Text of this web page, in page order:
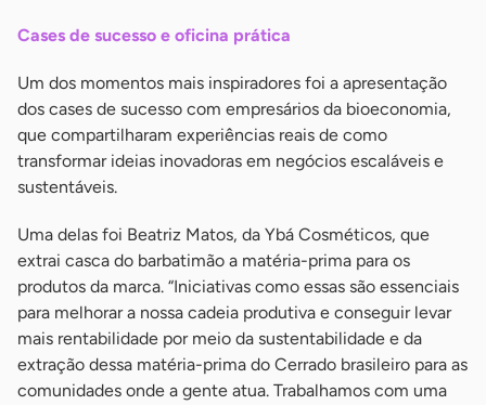
Cases de sucesso e oficina prática
Um dos momentos mais inspiradores foi a apresentação
dos cases de sucesso com empresários da bioeconomia,
que compartilharam experiências reais de como
transformar ideias inovadoras em negócios escaláveis e
sustentáveis.
Uma delas foi Beatriz Matos, da Ybá Cosméticos, que
extrai casca do barbatimão a matéria-prima para os
produtos da marca. “Iniciativas como essas são essenciais
para melhorar a nossa cadeia produtiva e conseguir levar
mais rentabilidade por meio da sustentabilidade e da
extração dessa matéria-prima do Cerrado brasileiro para as
comunidades onde a gente atua. Trabalhamos com uma